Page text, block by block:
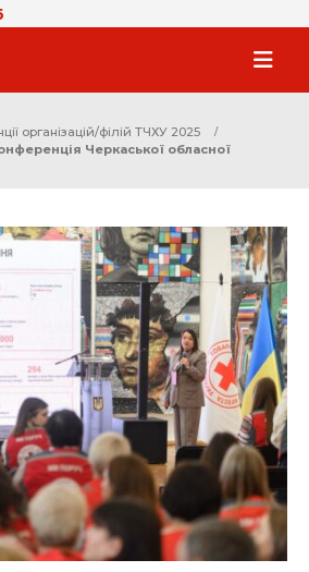
організацій/філій ТЧХУ 2025
Черкаської обласної